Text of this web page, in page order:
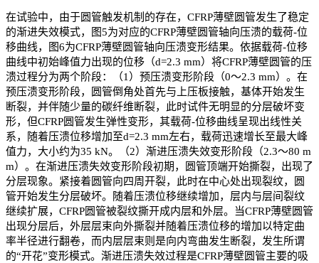
在试验中，由于圆管触发机制的存在，CFRP薄壁圆管发生了稳定
的渐进失效模式，图5为对应的CFRP薄壁圆管轴向压溃的载荷-位
移曲线，图6为CFRP薄壁圆管轴向压溃变形结果。依据载荷-位移
曲线中初始峰值力出现的位移（d=2.3 mm）将CFRP薄壁圆管的压
溃过程分为两个阶段：（1）预压溃变形阶段（0～2.3 mm）。在
预压溃变形阶段，圆管倒角处首先与上压板接触，基体开始发生
断裂，并伴随少量的碳纤维断裂，此时试件无明显的分层破坏变
形，但CFRP圆管发生弹性变形，其载荷-位移曲线呈现出线性关
系，随着压溃位移增加至d=2.3 mm左右，载荷迅速增长至最大峰
值力，大小约为35 kN。（2）渐进压溃失效变形阶段（2.3～80 m
m）。在渐进压溃失效变形阶段初期，圆管顶端开始撕裂，出现了
分层现象。紧接着圆管向四周开裂，此时在中心处出现裂纹，圆
管开始发生分层破坏。随着压溃位移继续增加，层内与层间裂纹
继续扩展，CFRP圆管被裂纹撕开成内层和外层。当CFRP薄壁圆管
出现分层后，外层层束向外撕裂并随着压溃位移的增加以特定曲
率半径进行翻卷，而内层层束则是向内弯曲发生断裂，发生所谓
的“开花”变形模式。渐进压溃失效过程是CFRP薄壁圆管主要的吸